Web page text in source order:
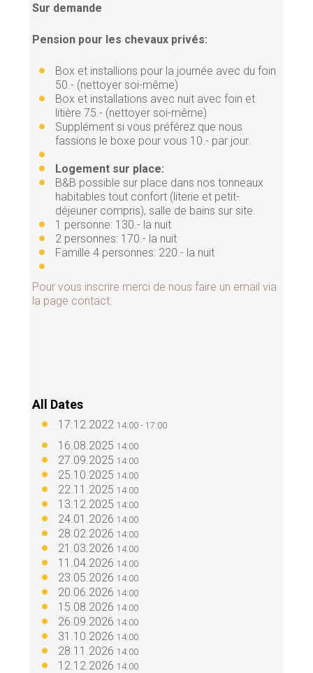
Sur demande
Pension pour les chevaux privés:
Box et installions pour la journée avec du foin
50.- (nettoyer soi-même)
Box et installations avec nuit avec foin et
litière 75.- (nettoyer soi-même)
Supplément si vous préférez que nous
fassions le boxe pour vous 10.- par jour.
Logement sur place:
B&B possible sur place dans nos tonneaux
habitables tout confort (literie et petit-
déjeuner compris), salle de bains sur site.
1 personne: 130.- la nuit
2 personnes: 170.- la nuit
Famille 4 personnes: 220.- la nuit
Pour vous inscrire merci de nous faire un email via
la page contact.
All Dates
17.12.2022 14:00 - 17:00
16.08.2025 14:00
27.09.2025 14:00
25.10.2025 14:00
22.11.2025 14:00
13.12.2025 14:00
24.01.2026 14:00
28.02.2026 14:00
21.03.2026 14:00
11.04.2026 14:00
23.05.2026 14:00
20.06.2026 14:00
15.08.2026 14:00
26.09.2026 14:00
31.10.2026 14:00
28.11.2026 14:00
12.12.2026 14:00